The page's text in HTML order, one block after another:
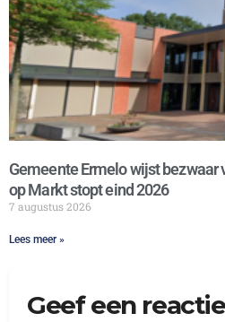
Gemeente Ermelo wijst
op Markt stopt eind 2026
7 augustus 2026
Lees meer »
Geef een reactie